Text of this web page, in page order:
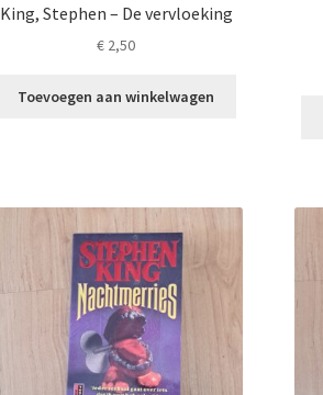
King, Stephen – De vervloeking
€ 2,50
Toevoegen aan winkelwagen